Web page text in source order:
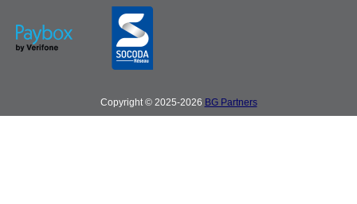
Copyright © 2025-2026 BG Partners